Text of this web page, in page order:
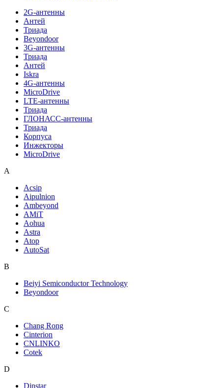
2G-антенны
Антей
Триада
Beyondoor
3G-антенны
Триада
Антей
Iskra
4G-антенны
MicroDrive
LTE-антенны
Триада
ГЛОНАСС-антенны
Триада
Корпуса
Инжекторы
MicroDrive
A
Acsip
Aipulnion
Ambeyond
AMiT
Aohua
Astra
Atop
AutoSat
B
Beiyi Semiconductor Technology
Beyondoor
C
Chang Rong
Cinterion
CNLINKO
Cotek
D
Dinstar